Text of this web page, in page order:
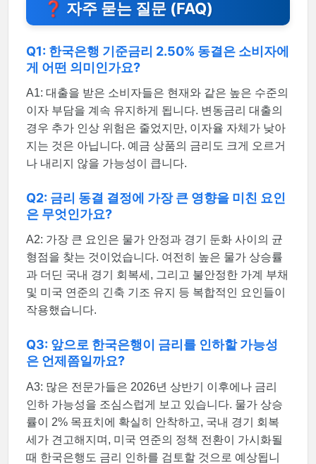
❓ 자주 묻는 질문 (FAQ)
Q1: 한국은행 기준금리 2.50% 동결은 소비자에
게 어떤 의미인가요?
A1: 대출을 받은 소비자들은 현재와 같은 높은 수준의
이자 부담을 계속 유지하게 됩니다. 변동금리 대출의
경우 추가 인상 위험은 줄었지만, 이자율 자체가 낮아
지는 것은 아닙니다. 예금 상품의 금리도 크게 오르거
나 내리지 않을 가능성이 큽니다.
Q2: 금리 동결 결정에 가장 큰 영향을 미친 요인
은 무엇인가요?
A2: 가장 큰 요인은 물가 안정과 경기 둔화 사이의 균
형점을 찾는 것이었습니다. 여전히 높은 물가 상승률
과 더딘 국내 경기 회복세, 그리고 불안정한 가계 부채
및 미국 연준의 긴축 기조 유지 등 복합적인 요인들이
작용했습니다.
Q3: 앞으로 한국은행이 금리를 인하할 가능성
은 언제쯤일까요?
A3: 많은 전문가들은 2026년 상반기 이후에나 금리
인하 가능성을 조심스럽게 보고 있습니다. 물가 상승
률이 2% 목표치에 확실히 안착하고, 국내 경기 회복
세가 견고해지며, 미국 연준의 정책 전환이 가시화될
때 한국은행도 금리 인하를 검토할 것으로 예상됩니